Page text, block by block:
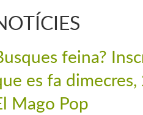
feina?
es fa
Mago Pop